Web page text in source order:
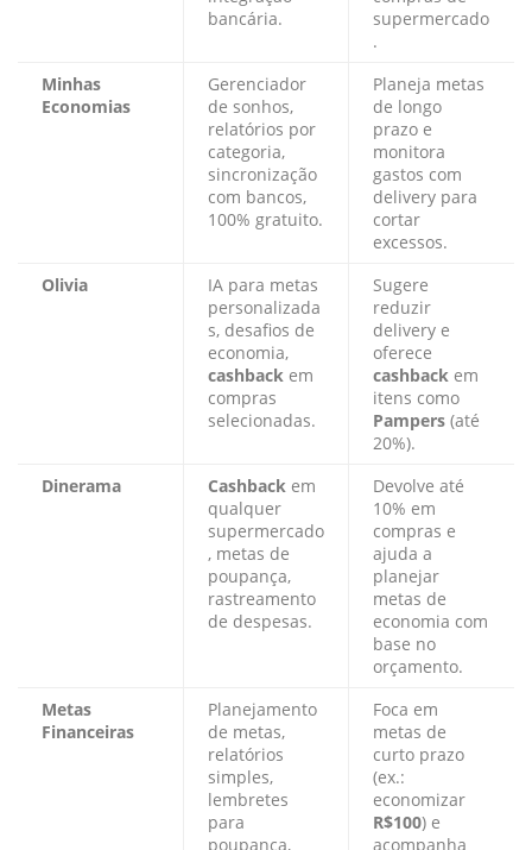
bancária.
supermercado
.
Minhas
Economias
Gerenciador
de sonhos,
relatórios por
categoria,
sincronização
com bancos,
100% gratuito.
Planeja metas
de longo
prazo e
monitora
gastos com
delivery para
cortar
excessos.
Olivia
IA para metas
personalizada
s, desafios de
economia,
cashback em
compras
selecionadas.
Sugere
reduzir
delivery e
oferece
cashback em
itens como
Pampers (até
20%).
Dinerama
Cashback em
qualquer
supermercado
, metas de
poupança,
rastreamento
de despesas.
Devolve até
10% em
compras e
ajuda a
planejar
metas de
economia com
base no
orçamento.
Metas
Financeiras
Planejamento
de metas,
relatórios
simples,
lembretes
para
poupança,
Foca em
metas de
curto prazo
(ex.:
economizar
R$100) e
acompanha